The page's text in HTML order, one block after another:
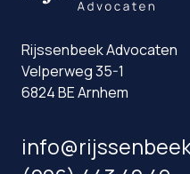
Rijssenbeek Advocaten
Velperweg 35-1
6824 BE Arnhem